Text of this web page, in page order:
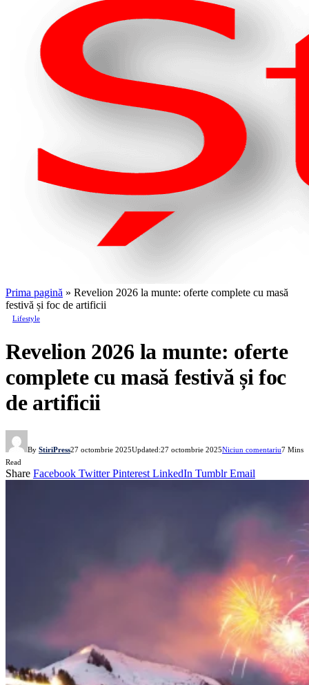
Prima pagină » Revelion 2026 la munte: oferte complete cu masă
festivă și foc de artificii
Lifestyle
Revelion 2026 la munte: oferte
complete cu masă festivă și foc
de artificii
By StiriPress27 octombrie 2025Updated:27 octombrie 2025Niciun comentariu7 Mins
Read
Share Facebook Twitter Pinterest LinkedIn Tumblr Email